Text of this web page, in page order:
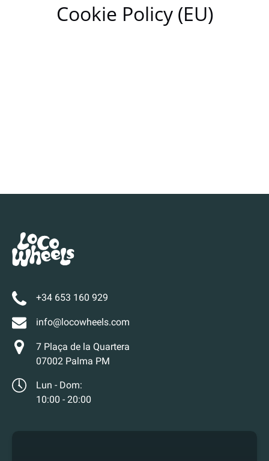
Cookie Policy (EU)
+34 653 160 929
info@locowheels.com
7 Plaça de la Quartera
07002 Palma PM
Lun - Dom:
10:00 - 20:00